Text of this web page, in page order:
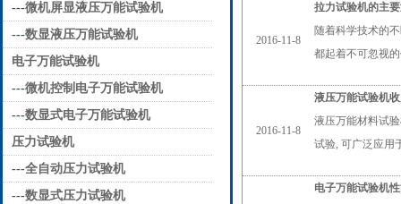
---微机屏显液压万能试验机
---数显液压万能试验机
电子万能试验机
---微机控制电子万能试验机
---数显式电子万能试验机
压力试验机
---全自动压力试验机
---数显式压力试验机
2016-11-8
拉力试验机的主
随着科学技术的
都起着不可忽视
2016-11-8
液压万能试验机
液压万能材料试
试验, 可广泛应用
电子万能试验机